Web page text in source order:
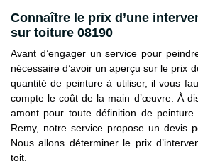
Connaître le prix d’une
sur toiture 08190
Avant d’engager un service pour
nécessaire d’avoir un aperçu sur le prix
quantité de peinture à utiliser, il vous
compte le coût de la main d’œuvre. À
amont pour toute définition de
Remy, notre service propose un devis
Nous allons déterminer le prix
toit.